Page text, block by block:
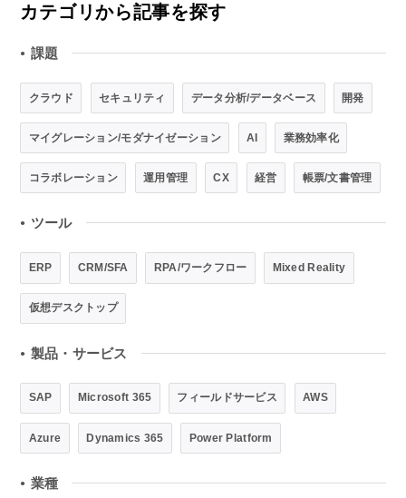
カテゴリから記事を探す
● 課題
クラウド セキュリティ データ分析/データベース 開発
マイグレーション/モダナイゼーション AI 業務効率化
コラボレーション 運用管理 CX 経営 帳票/文書管理
● ツール
ERP CRM/SFA RPA/ワークフロー Mixed Reality
仮想デスクトップ
● 製品・サービス
SAP Microsoft 365 フィールドサービス AWS
Azure Dynamics 365 Power Platform
● 業種